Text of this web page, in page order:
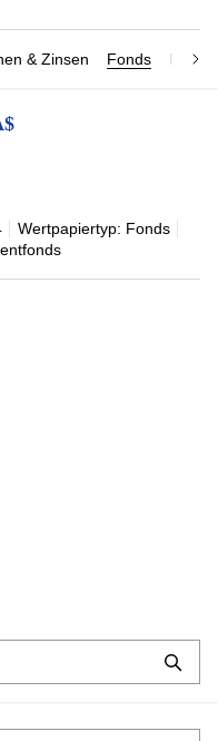
& Zinsen Fonds
Wertpapiertyp: Fonds